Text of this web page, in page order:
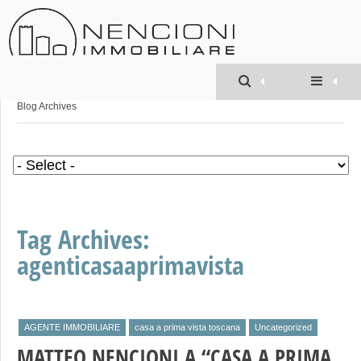
Blog Archives
Tag Archives:
agenticasaaprimavista
AGENTE IMMOBILIARE casa a prima vista toscana Uncategorized